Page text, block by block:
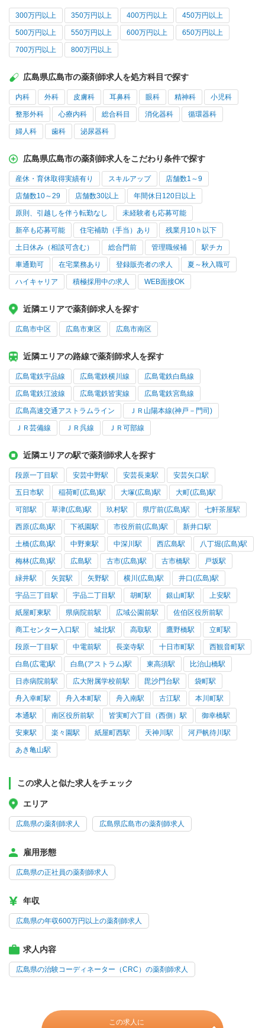
300万円以上 350万円以上 400万円以上 450万円以上
500万円以上 550万円以上 600万円以上 650万円以上
700万円以上 800万円以上
広島県広島市の薬剤師求人を処方科目で探す
内科 外科 皮膚科 耳鼻科 眼科 精神科 小児科
整形外科 心療内科 総合科目 消化器科 循環器科
婦人科 歯科 泌尿器科
広島県広島市の薬剤師求人をこだわり条件で探す
産休・育休取得実績有り スキルアップ 店舗数1～9
店舗数10～29 店舗数30以上 年間休日120日以上
原則、引越しを伴う転勤なし 未経験者も応募可能
新卒も応募可能 住宅補助（手当）あり 残業月10ｈ以下
土日休み（相談可含む） 総合門前 管理職候補 駅チカ
車通勤可 在宅業務あり 登録販売者の求人 夏～秋入職可
ハイキャリア 積極採用中の求人 WEB面接OK
近隣エリアで薬剤師求人を探す
広島市中区 広島市東区 広島市南区
近隣エリアの路線で薬剤師求人を探す
広島電鉄宇品線 広島電鉄横川線 広島電鉄白島線
広島電鉄江波線 広島電鉄皆実線 広島電鉄宮島線
広島高速交通アストラムライン ＪＲ山陽本線(神戸－門司)
ＪＲ芸備線 ＪＲ呉線 ＪＲ可部線
近隣エリアの駅で薬剤師求人を探す
段原一丁目駅 安芸中野駅 安芸長束駅 安芸矢口駅
五日市駅 稲荷町(広島)駅 大塚(広島)駅 大町(広島)駅
可部駅 草津(広島)駅 玖村駅 県庁前(広島)駅 七軒茶屋駅
西原(広島)駅 下祇園駅 市役所前(広島)駅 新井口駅
土橋(広島)駅 中野東駅 中深川駅 西広島駅 八丁堀(広島)駅
梅林(広島)駅 広島駅 古市(広島)駅 古市橋駅 戸坂駅
緑井駅 矢賀駅 矢野駅 横川(広島)駅 井口(広島)駅
宇品三丁目駅 宇品二丁目駅 胡町駅 銀山町駅 上安駅
紙屋町東駅 県病院前駅 広域公園前駅 佐伯区役所前駅
商工センター入口駅 城北駅 高取駅 鷹野橋駅 立町駅
段原一丁目駅 中電前駅 長楽寺駅 十日市町駅 西観音町駅
白島(広電)駅 白島(アストラム)駅 東高須駅 比治山橋駅
日赤病院前駅 広大附属学校前駅 毘沙門台駅 袋町駅
舟入幸町駅 舟入本町駅 舟入南駅 古江駅 本川町駅
本通駅 南区役所前駅 皆実町六丁目（西側）駅 御幸橋駅
安東駅 楽々園駅 紙屋町西駅 天神川駅 河戸帆待川駅
あき亀山駅
この求人と似た求人をチェック
エリア
広島県の薬剤師求人 広島県広島市の薬剤師求人
雇用形態
広島県の正社員の薬剤師求人
年収
広島県の年収600万円以上の薬剤師求人
求人内容
広島県の治験コーディネーター（CRC）の薬剤師求人
この求人に